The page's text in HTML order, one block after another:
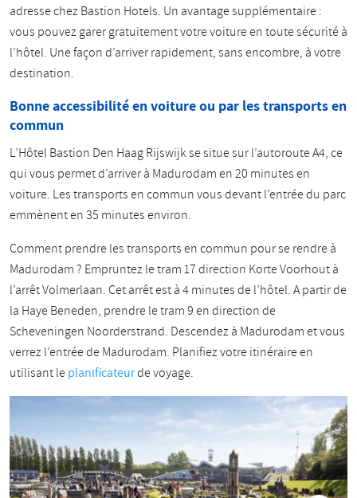
adresse chez Bastion Hotels. Un avantage supplémentaire :
vous pouvez garer gratuitement votre voiture en toute sécurité à
l’hôtel. Une façon d’arriver rapidement, sans encombre, à votre
destination.
Bonne accessibilité en voiture ou par les transports en
commun
L’Hôtel Bastion Den Haag Rijswijk se situe sur l’autoroute A4, ce
qui vous permet d’arriver à Madurodam en 20 minutes en
voiture. Les transports en commun vous devant l’entrée du parc
emmènent en 35 minutes environ.
Comment prendre les transports en commun pour se rendre à
Madurodam ? Empruntez le tram 17 direction Korte Voorhout à
l’arrêt Volmerlaan. Cet arrêt est à 4 minutes de l’hôtel. A partir de
la Haye Beneden, prendre le tram 9 en direction de
Scheveningen Noorderstrand. Descendez à Madurodam et vous
verrez l’entrée de Madurodam. Planifiez votre itinéraire en
utilisant leplanificateurde voyage.